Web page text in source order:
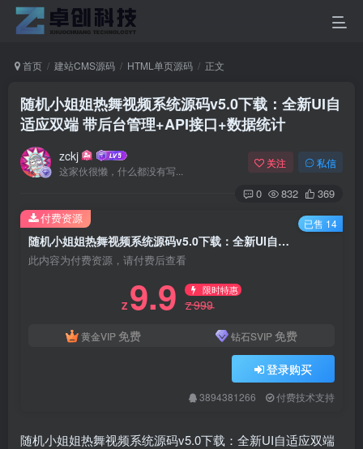
首页 建站CMS源码 HTML单页源码 正文
随机小姐姐热舞视频系统源码v5.0下载：全新UI自
适应双端 带后台管理+API接口+数据统计
zckj
这家伙很懒，什么都没有写...
关注 私信
0 832 369
随机小姐姐热舞视频系统源码v5.0下载：全新UI自适应双端 带后台管理+API接口+数据统计
此内容为付费资源，请付费后查看
Z 9.9 限时特惠
Z999
黄金VIP 免费 钻石SVIP 免费
登录购买
3894381266 付费技术支持
付费资源 已售 14
随机小姐姐热舞视频系统源码v5.0下载：全新UI自适应双端